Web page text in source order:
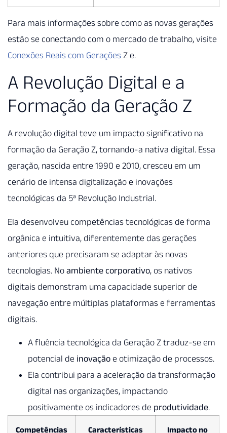
Para mais informações sobre como as novas gerações
estão se conectando com o mercado de trabalho, visite
Conexões Reais com Gerações Z e.
A Revolução Digital e a
Formação da Geração Z
A revolução digital teve um impacto significativo na
formação da Geração Z, tornando-a nativa digital. Essa
geração, nascida entre 1990 e 2010, cresceu em um
cenário de intensa digitalização e inovações
tecnológicas da 5ª Revolução Industrial.
Ela desenvolveu competências tecnológicas de forma
orgânica e intuitiva, diferentemente das gerações
anteriores que precisaram se adaptar às novas
tecnologias. No ambiente corporativo, os nativos
digitais demonstram uma capacidade superior de
navegação entre múltiplas plataformas e ferramentas
digitais.
A fluência tecnológica da Geração Z traduz-se em
potencial de inovação e otimização de processos.
Ela contribui para a aceleração da transformação
digital nas organizações, impactando
positivamente os indicadores de produtividade.
Competências Características Impacto no